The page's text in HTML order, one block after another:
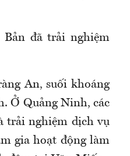
Bản đã trải nghiệm
An, suối khoáng
Ở Quảng Ninh, các
trải nghiệm dịch vụ
gia hoạt động làm